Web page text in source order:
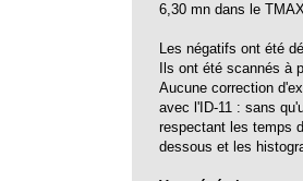
6,30 mn dans le
Les négatifs ont été
Ils ont été scannés à
Aucune correction
avec l'ID-11 : sans
respectant les temps
dessous et les